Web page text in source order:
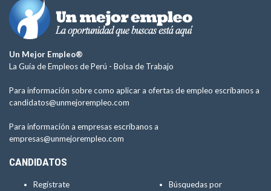
Un Mejor Empleo®
La Guía de Empleos de Perú - Bolsa de Trabajo
Para información sobre como aplicar a ofertas de empleo escríbanos a
candidatos@unmejorempleo.com
Para información a empresas escríbanos a
empresas@unmejorempleo.com
CANDIDATOS
Regístrate
Búsquedas por